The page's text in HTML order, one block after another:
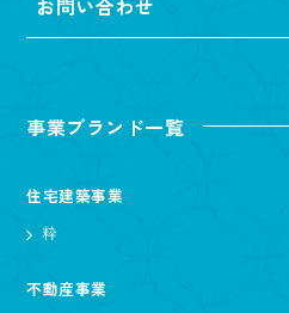
事業ブランド一覧
住宅建築事業
粋
不動産事業